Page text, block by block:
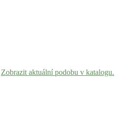
Zobrazit aktuální podobu v katalogu.